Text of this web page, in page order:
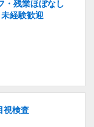
・残業ほぼなし
経験歓迎
視検査